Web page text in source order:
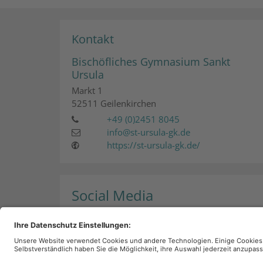
Kontakt
Bischöfliches Gymnasium Sankt
Ursula
Markt 1
52511 Geilenkirchen
+49 (0)2451 8045
info@st-ursula-gk.de
https://st-ursula-gk.de/
Social Media